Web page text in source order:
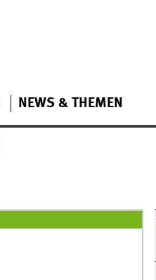
NEWS & THEMEN